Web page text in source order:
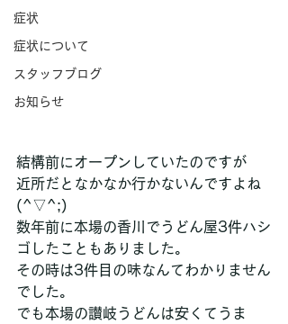
症状
症状について
スタッフブログ
お知らせ
結構前にオープンしていたのですが
近所だとなかなか行かないんですよね
(^▽^;)
数年前に本場の香川でうどん屋3件ハシ
ゴしたこともありました。
その時は3件目の味なんてわかりません
でした。
でも本場の讃岐うどんは安くてうま